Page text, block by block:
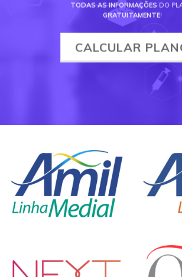
TODAS AS INFORMAÇÕES DO
GRATUITAMENTE!
CALCULAR